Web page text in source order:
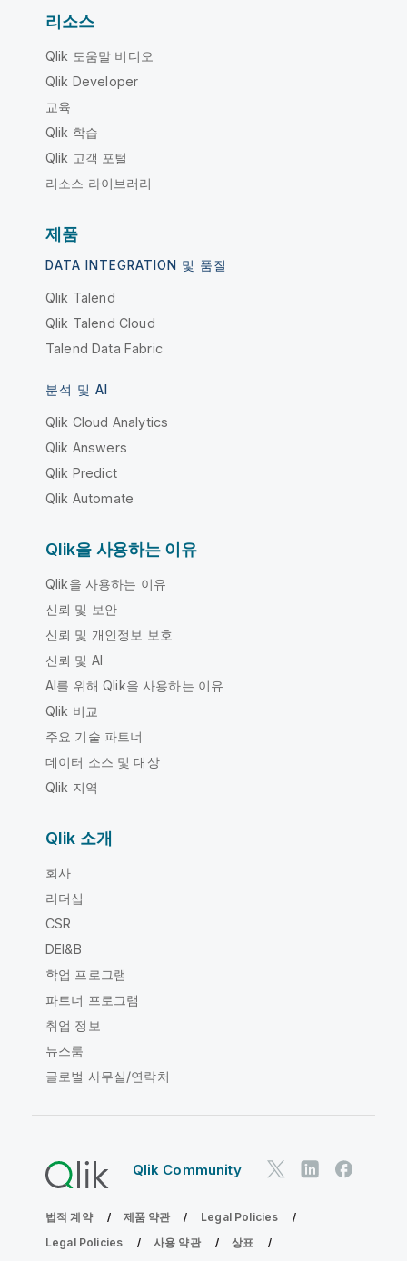
리소스
Qlik 도움말 비디오
Qlik Developer
교육
Qlik 학습
Qlik 고객 포털
리소스 라이브러리
제품
DATA INTEGRATION 및 품질
Qlik Talend
Qlik Talend Cloud
Talend Data Fabric
분석 및 AI
Qlik Cloud Analytics
Qlik Answers
Qlik Predict
Qlik Automate
Qlik을 사용하는 이유
Qlik을 사용하는 이유
신뢰 및 보안
신뢰 및 개인정보 보호
신뢰 및 AI
AI를 위해 Qlik을 사용하는 이유
Qlik 비교
주요 기술 파트너
데이터 소스 및 대상
Qlik 지역
Qlik 소개
회사
리더십
CSR
DEI&B
학업 프로그램
파트너 프로그램
취업 정보
뉴스룸
글로벌 사무실/연락처
Qlik Community
법적 계약 제품 약관
Legal Policies
Legal Policies
사용 약관 상표